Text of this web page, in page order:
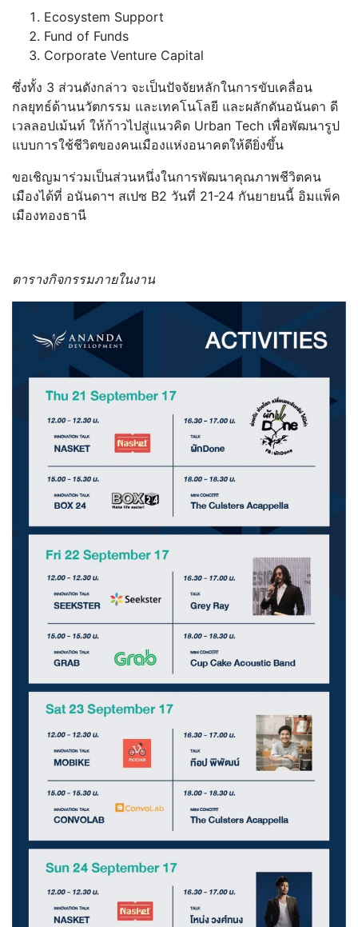
Ecosystem Support
Fund of Funds
Corporate Venture Capital
ซึ่งทั้ง 3 ส่วนดังกล่าว จะเป็นปัจจัยหลักในการขับเคลื่อน
กลยุทธ์ด้านนวัตกรรม และเทคโนโลยี และผลักดันอนันดา ดี
เวลลอปเม้นท์ ให้ก้าวไปสู่แนวคิด Urban Tech เพื่อพัฒนารูป
แบบการใช้ชีวิตของคนเมืองแห่งอนาคตให้ดียิ่งขึ้น
ขอเชิญมาร่วมเป็นส่วนหนึ่งในการพัฒนาคุณภาพชีวิตคน
เมืองได้ที่ อนันดาฯ สเปซ B2 วันที่ 21-24 กันยายนนี้ อิมแพ็ค
เมืองทองธานี
ตารางกิจกรรมภายในงาน